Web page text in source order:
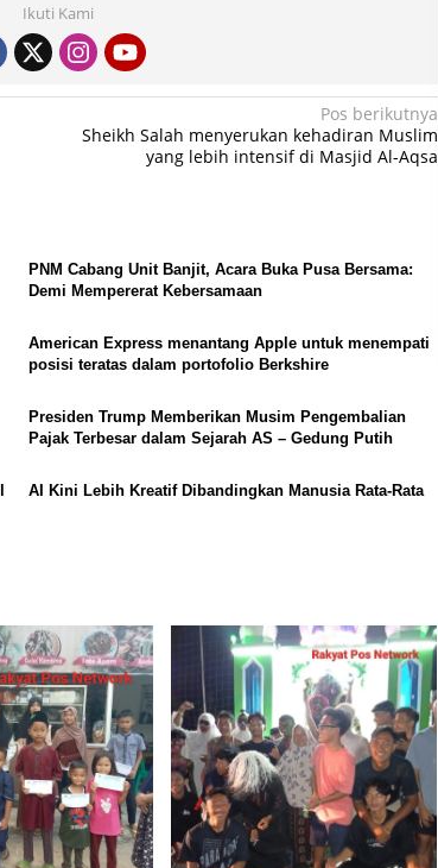
Ikuti Kami
Pos berikutnya
Sheikh Salah menyerukan kehadiran Muslim
yang lebih intensif di Masjid Al-Aqsa
PNM Cabang Unit Banjit, Acara Buka Pusa Bersama:
Demi Mempererat Kebersamaan
American Express menantang Apple untuk menempati
posisi teratas dalam portofolio Berkshire
Presiden Trump Memberikan Musim Pengembalian
Pajak Terbesar dalam Sejarah AS – Gedung Putih
AI Kini Lebih Kreatif Dibandingkan Manusia Rata-Rata